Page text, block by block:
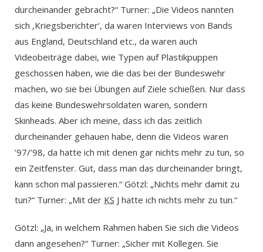
durcheinander gebracht?“ Turner: „Die Videos nannten
sich ‚Kriegsberichter‘, da waren Interviews von Bands
aus England, Deutschland etc., da waren auch
Videobeiträge dabei, wie Typen auf Plastikpuppen
geschossen haben, wie die das bei der Bundeswehr
machen, wo sie bei Übungen auf Ziele schießen. Nur dass
das keine Bundeswehrsoldaten waren, sondern
Skinheads. Aber ich meine, dass ich das zeitlich
durcheinander gehauen habe, denn die Videos waren
’97/’98, da hatte ich mit denen gar nichts mehr zu tun, so
ein Zeitfenster. Gut, dass man das durcheinander bringt,
kann schon mal passieren.“ Götzl: „Nichts mehr damit zu
tun?“ Turner: „Mit der KS J hatte ich nichts mehr zu tun.“
Götzl: „Ja, in welchem Rahmen haben Sie sich die Videos
dann angesehen?“ Turner: „Sicher mit Kollegen. Sie